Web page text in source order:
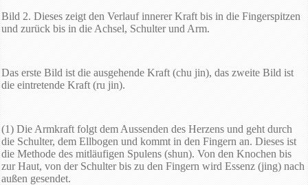
Bild 2. Dieses zeigt den Verlauf innerer Kraft bis in die Fingerspitzen
und zurück bis in die Achsel, Schulter und Arm.
Das erste Bild ist die ausgehende Kraft (chu jin), das zweite Bild ist
die eintretende Kraft (ru jin).
(1) Die Armkraft folgt dem Aussenden des Herzens und geht durch
die Schulter, dem Ellbogen und kommt in den Fingern an. Dieses ist
die Methode des mitläufigen Spulens (shun). Von den Knochen bis
zur Haut, von der Schulter bis zu den Fingern wird Essenz (jing) nach
außen gesendet.